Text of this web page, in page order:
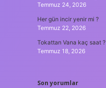
Temmuz 24, 2026
Her gün incir yenir mi ?
Temmuz 22, 2026
Tokattan Vana kaç saat ?
Temmuz 18, 2026
Son yorumlar